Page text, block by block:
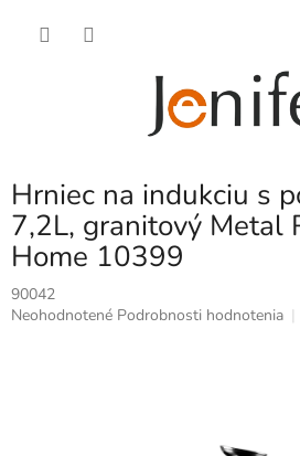
Hrniec na indukciu s
7,2L, granitový Metal
Home 10399
90042
Priemerné
Neohodnotené Podrobnosti hodnotenia